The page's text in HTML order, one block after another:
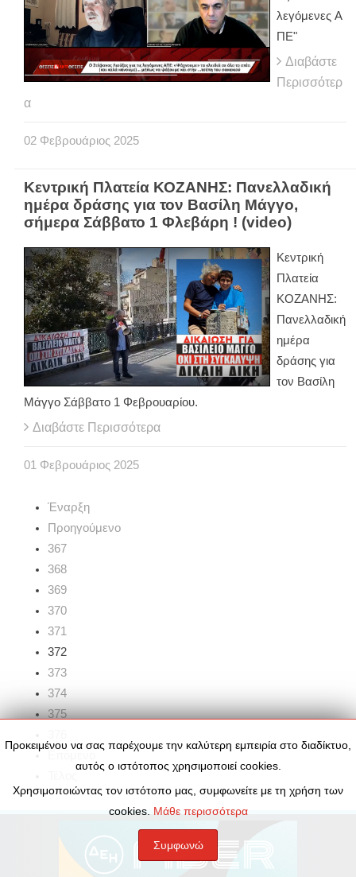
λεγόμενες Α
ΠΕ"
Διαβάστε
Περισσότερ
α
02 Φεβρουάριος 2025
Κεντρική Πλατεία ΚΟΖΑΝΗΣ: Πανελλαδική
ημέρα δράσης για τον Βασίλη Μάγγο,
σήμερα Σάββατο 1 Φλεβάρη ! (video)
Κεντρική
Πλατεία
ΚΟΖΑΝΗΣ:
Πανελλαδική
ημέρα
δράσης για
τον Βασίλη
Μάγγο Σάββατο 1 Φεβρουαρίου.
Διαβάστε Περισσότερα
01 Φεβρουάριος 2025
Έναρξη
Προηγούμενο
367
368
369
370
371
372
373
374
375
Προκειμένου να σας παρέχουμε την καλύτερη εμπειρία στο διαδίκτυο,
αυτός ο ιστότοπος χρησιμοποιεί cookies.
Χρησιμοποιώντας τον ιστότοπο μας, συμφωνείτε με τη χρήση των
cookies. Μάθε περισσότερα
Συμφωνώ